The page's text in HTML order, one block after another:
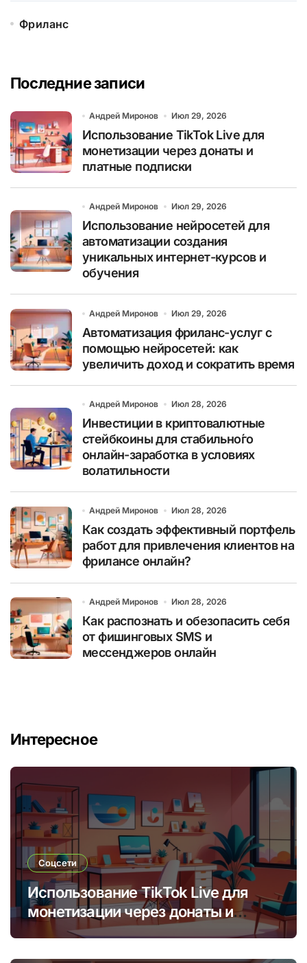
Фриланс
Последние записи
Андрей Миронов Июл 29, 2026
Использование TikTok Live для
монетизации через донаты и
платные подписки
Андрей Миронов Июл 29, 2026
Использование нейросетей для
автоматизации создания
уникальных интернет-курсов и
обучения
Андрей Миронов Июл 29, 2026
Автоматизация фриланс-услуг с
помощью нейросетей: как
увеличить доход и сократить время
Андрей Миронов Июл 28, 2026
Инвестиции в криптовалютные
стейбкоины для стабильно́го
онлайн-заработка в условиях
волатильности
Андрей Миронов Июл 28, 2026
Как создать эффективный портфель
работ для привлечения клиентов на
фрилансе онлайн?
Андрей Миронов Июл 28, 2026
Как распознать и обезопасить себя
от фишинговых SMS и
мессенджеров онлайн
Интересное
Соцсети
Использование TikTok Live для
монетизации через донаты и
платные подписки